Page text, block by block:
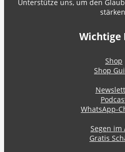
Unterstütze uns, um den
Wichtige
Shop
Shop
WhatsApp-
Segen im
Gratis